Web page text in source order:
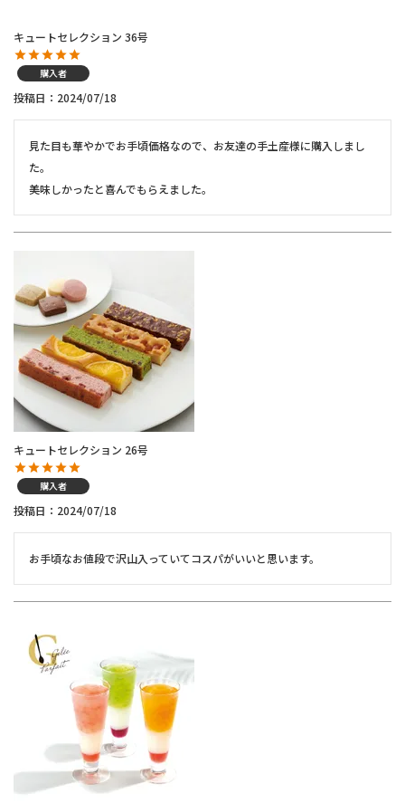
キュートセレクション 36号
購入者
投稿日 2024/07/18
見た目も華やかでお手頃価格なので、お友達の手土産様に購入しまし
た。
美味しかったと喜んでもらえました。
キュートセレクション 26号
購入者
投稿日 2024/07/18
お手頃なお値段で沢山入っていてコスパがいいと思います。